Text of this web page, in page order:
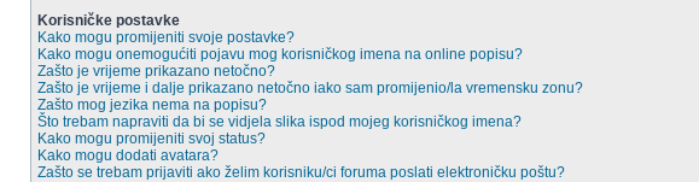
Korisničke postavke
Kako mogu promijeniti svoje postavke?
Kako mogu onemogućiti pojavu mog korisničkog imena na online popisu?
Zašto je vrijeme prikazano netočno?
Zašto je vrijeme i dalje prikazano netočno iako sam promijenio/la vremensku zonu?
Zašto mog jezika nema na popisu?
Što trebam napraviti da bi se vidjela slika ispod mojeg korisničkog imena?
Kako mogu promijeniti svoj status?
Kako mogu dodati avatara?
Zašto se trebam prijaviti ako želim korisniku/ci foruma poslati elektroničku poštu?